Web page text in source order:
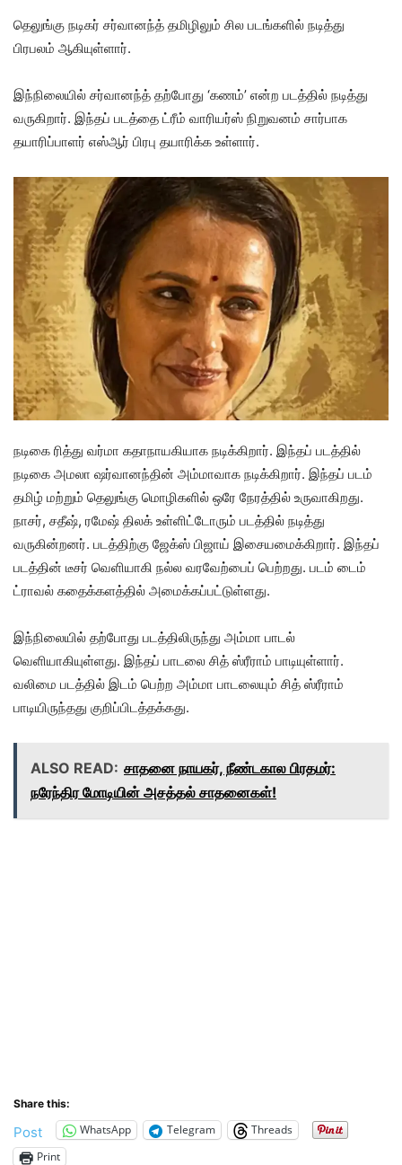
தெலுங்கு நடிகர் சர்வானந்த் தமிழிலும் சில படங்களில் நடித்து
பிரபலம் ஆகியுள்ளார்.
இந்நிலையில் சர்வானந்த் தற்போது ‘கணம்’ என்ற படத்தில் நடித்து
வருகிறார். இந்தப் படத்தை ட்ரீம் வாரியர்ஸ் நிறுவனம் சார்பாக
தயாரிப்பாளர் எஸ்ஆர் பிரபு தயாரிக்க உள்ளார்.
நடிகை ரித்து வர்மா கதாநாயகியாக நடிக்கிறார். இந்தப் படத்தில்
நடிகை அமலா ஷர்வானந்தின் அம்மாவாக நடிக்கிறார். இந்தப் படம்
தமிழ் மற்றும் தெலுங்கு மொழிகளில் ஒரே நேரத்தில் உருவாகிறது.
நாசர், சதீஷ், ரமேஷ் திலக் உள்ளிட்டோரும் படத்தில் நடித்து
வருகின்றனர். படத்திற்கு ஜேக்ஸ் பிஜாய் இசையமைக்கிறார். இந்தப்
படத்தின் டீசர் வெளியாகி நல்ல வரவேற்பைப் பெற்றது. படம் டைம்
ட்ராவல் கதைக்களத்தில் அமைக்கப்பட்டுள்ளது.
இந்நிலையில் தற்போது படத்திலிருந்து அம்மா பாடல்
வெளியாகியுள்ளது. இந்தப் பாடலை சித் ஸ்ரீராம் பாடியுள்ளார்.
வலிமை படத்தில் இடம் பெற்ற அம்மா பாடலையும் சித் ஸ்ரீராம்
பாடியிருந்தது குறிப்பிடத்தக்கது.
ALSO READ: சாதனை நாயகர், நீண்டகால பிரதமர்:
நரேந்திர மோடியின் அசத்தல் சாதனைகள்!
Share this:
Post WhatsApp Telegram
Threads
Print